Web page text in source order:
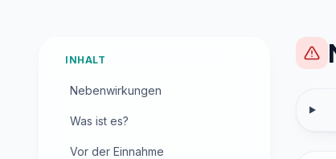
INHALT
Nebenwirkungen
Was ist es?
Vor der Einnahme